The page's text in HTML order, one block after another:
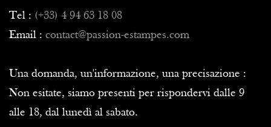
Tel : (+33) 4 94 63 18 08
Email : contact@passion-estampes.com
Una domanda, un'informazione, una precisazione :
Non esitate, siamo presenti per rispondervi dalle 9
alle 18, dal lunedì al sabato.